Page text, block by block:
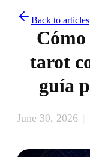
Back to articles
tarot
guía
June 30, 2026